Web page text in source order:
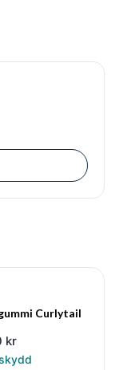
Curlytail
kr